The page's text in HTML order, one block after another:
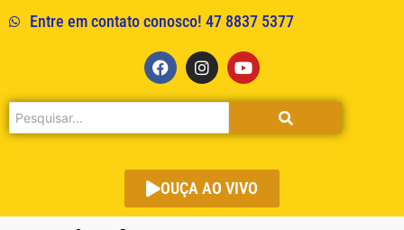
Entre em contato conosco! 47 8837 5377
OUÇA AO VIVO